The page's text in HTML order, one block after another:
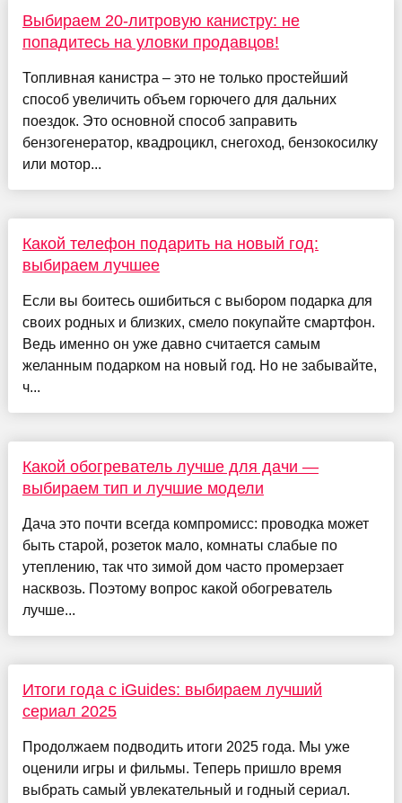
Выбираем 20-литровую канистру: не
попадитесь на уловки продавцов!
Топливная канистра – это не только простейший
способ увеличить объем горючего для дальних
поездок. Это основной способ заправить
бензогенератор, квадроцикл, снегоход, бензокосилку
или мотор...
Какой телефон подарить на новый год:
выбираем лучшее
Если вы боитесь ошибиться с выбором подарка для
своих родных и близких, смело покупайте смартфон.
Ведь именно он уже давно считается самым
желанным подарком на новый год. Но не забывайте,
ч...
Какой обогреватель лучше для дачи —
выбираем тип и лучшие модели
Дача это почти всегда компромисс: проводка может
быть старой, розеток мало, комнаты слабые по
утеплению, так что зимой дом часто промерзает
насквозь. Поэтому вопрос какой обогреватель
лучше...
Итоги года с iGuides: выбираем лучший
сериал 2025
Продолжаем подводить итоги 2025 года. Мы уже
оценили игры и фильмы. Теперь пришло время
выбрать самый увлекательный и годный сериал.